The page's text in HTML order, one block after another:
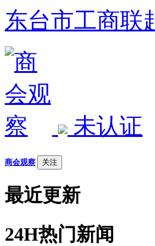
东台市工商联
未认证
商会观察 关注
最近更新
24H热门新闻